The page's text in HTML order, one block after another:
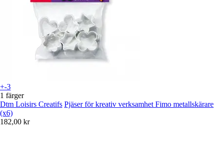
+-3
1 färger
Dtm Loisirs Creatifs Pjäser för kreativ verksamhet Fimo metallskärare
(x6)
182,00 kr